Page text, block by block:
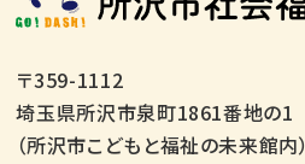
〒359-1112
埼玉県所沢市泉町1861番地の1
（所沢市こどもと福祉の未来館内）